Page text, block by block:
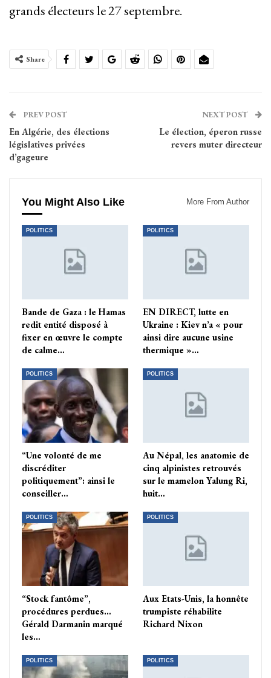
grands électeurs le 27 septembre.
Share
PREV POST
En Algérie, des élections
législatives privées
d’gageure
NEXT POST
Le élection, éperon russe
revers muter directeur
You Might Also Like More From Author
POLITICS
Bande de Gaza : le Hamas
redit entité disposé à
fixer en œuvre le compte
de calme…
POLITICS
EN DIRECT, lutte en
Ukraine : Kiev n’a « pour
ainsi dire aucune usine
thermique »…
POLITICS
“Une volonté de me
discréditer
politiquement”: ainsi le
conseiller…
POLITICS
Au Népal, les anatomie de
cinq alpinistes retrouvés
sur le mamelon Yalung Ri,
huit…
POLITICS
“Stock fantôme”,
procédures perdues…
Gérald Darmanin marqué
les…
POLITICS
Aux Etats-Unis, la honnête
trumpiste réhabilite
Richard Nixon
POLITICS POLITICS